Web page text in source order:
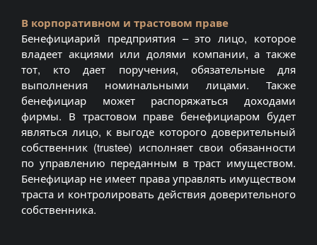
В корпоративном и трастовом праве
Бенефициарий предприятия – это лицо, которое
владеет акциями или долями компании, а также
тот, кто дает поручения, обязательные для
выполнения номинальными лицами. Также
бенефициар может распоряжаться доходами
фирмы. В трастовом праве бенефициаром будет
являться лицо, к выгоде которого доверительный
собственник (trustee) исполняет свои обязанности
по управлению переданным в траст имуществом.
Бенефициар не имеет права управлять имуществом
траста и контролировать действия доверительного
собственника.